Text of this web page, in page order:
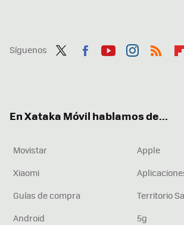
Síguenos
En Xataka Móvil hablamos de...
Movistar
Apple
Xiaomi
Guías de compra
Territorio
Android
5g